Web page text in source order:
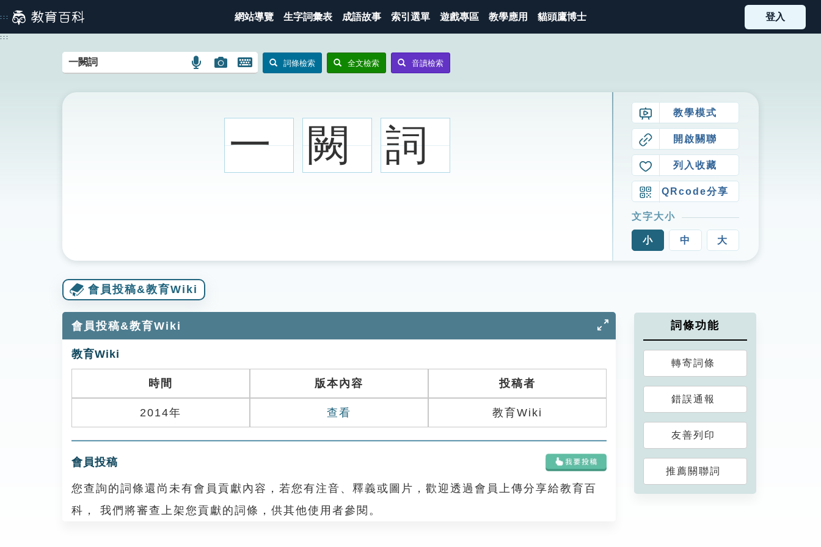
到
主
::: 網站導覽 生字詞彙表 成語故事 索引選單 遊戲專區 教學應用 貓頭鷹博士 登入
:::
語
搜
圖
搜
圖
開
鍵
圖
詞條檢索 全文檢索 音讀檢索
一 闕 詞
教學模式
開啟關聯
列入收藏
QRcode分享
文字大小
小 中 大
會員投稿&教育Wiki
會員投稿&教育Wiki
教育Wiki
時間 版本內容 投稿者
2014年 查看 教育Wiki
會員投稿
您查詢的詞條還尚未有會員貢獻內容，若您有注音、釋義或圖片，歡迎透過會員上傳分享給教育百
科， 我們將審查上架您貢獻的詞條，供其他使用者參閱。
詞條功能
轉寄詞條
錯誤通報
友善列印
推薦關聯詞